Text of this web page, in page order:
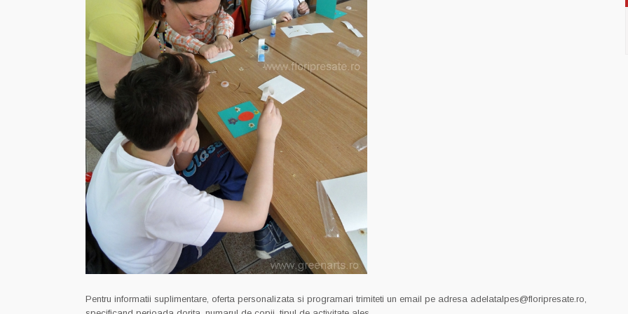
Pentru informatii suplimentare, oferta personalizata si programari trimiteti un email pe adresa adelatalpes@floripresate.ro,